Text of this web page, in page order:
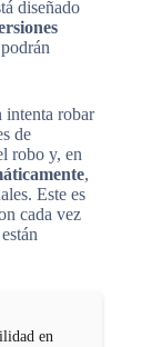
diseñado
intenta robar
de
robo y, en
,
Este es
cada vez
en